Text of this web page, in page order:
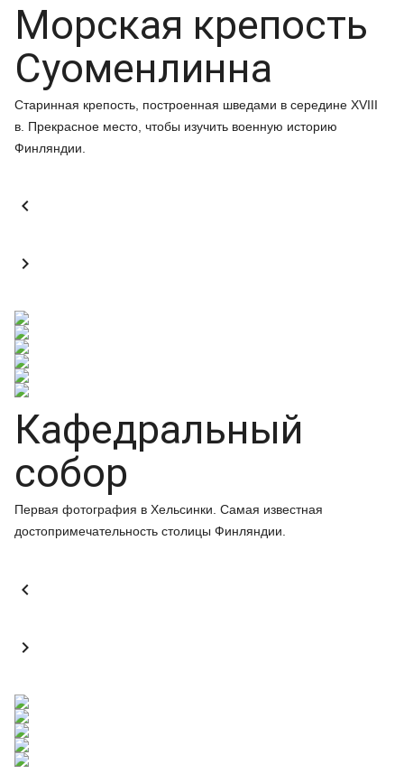
Морская крепость
Суоменлинна
Старинная крепость, построенная шведами в середине XVIII
в. Прекрасное место, чтобы изучить военную историю
Финляндии.


Кафедральный
собор
Первая фотография в Хельсинки. Самая известная
достопримечательность столицы Финляндии.

